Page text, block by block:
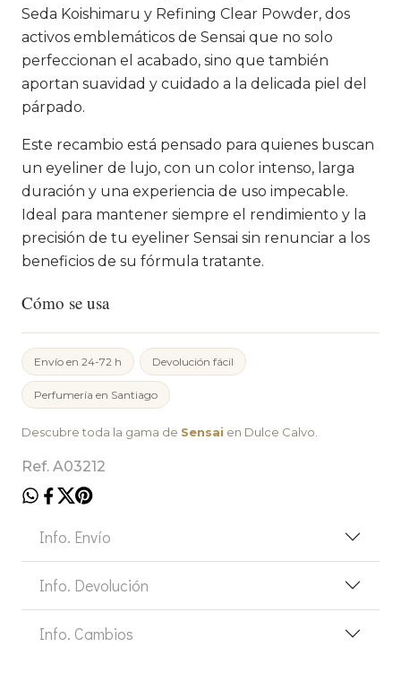
Seda Koishimaru y Refining Clear Powder, dos
activos emblemáticos de Sensai que no solo
perfeccionan el acabado, sino que también
aportan suavidad y cuidado a la delicada piel del
párpado.
Este recambio está pensado para quienes buscan
un eyeliner de lujo, con un color intenso, larga
duración y una experiencia de uso impecable.
Ideal para mantener siempre el rendimiento y la
precisión de tu eyeliner Sensai sin renunciar a los
beneficios de su fórmula tratante.
Cómo se usa
Envío en 24-72 h Devolución fácil
Perfumería en Santiago
Descubre toda la gama de Sensai en Dulce Calvo.
Ref. A03212
Info. Envío
Info. Devolución
Info. Cambios